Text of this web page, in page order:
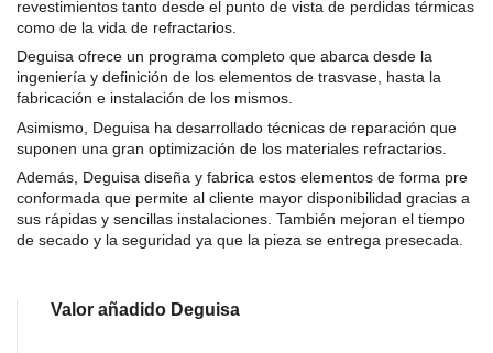
revestimientos tanto desde el punto de vista de perdidas térmicas
como de la vida de refractarios.
Deguisa ofrece un programa completo que abarca desde la
ingeniería y definición de los elementos de trasvase, hasta la
fabricación e instalación de los mismos.
Asimismo, Deguisa ha desarrollado técnicas de reparación que
suponen una gran optimización de los materiales refractarios.
Además, Deguisa diseña y fabrica estos elementos de forma pre
conformada que permite al cliente mayor disponibilidad gracias a
sus rápidas y sencillas instalaciones. También mejoran el tiempo
de secado y la seguridad ya que la pieza se entrega presecada.
Valor añadido Deguisa